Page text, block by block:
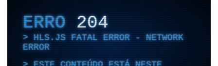
ERRO204
HLS.JS FATAL ERROR - NETWORK
ERROR